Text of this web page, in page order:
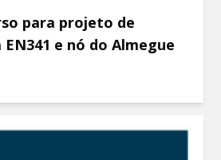
para projeto de
e nó do Almegue